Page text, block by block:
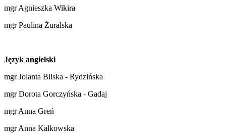
mgr Agnieszka Wikira
mgr Paulina Żuralska
Język angielski
mgr Jolanta Bilska - Rydzińska
mgr Dorota Gorczyńska - Gadaj
mgr Anna Greń
mgr Anna Kalkowska